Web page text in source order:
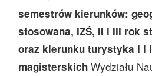
semestrów kierunków:
stosowana, IZŚ, II i III rok
oraz kierunku turystyka I i
magisterskich Wydziału